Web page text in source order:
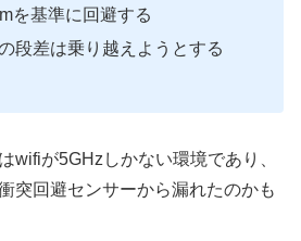
を基準に回避する
段差は乗り越えようとする
wifiが5GHzしかない環境であり、
突回避センサーから漏れたのかも